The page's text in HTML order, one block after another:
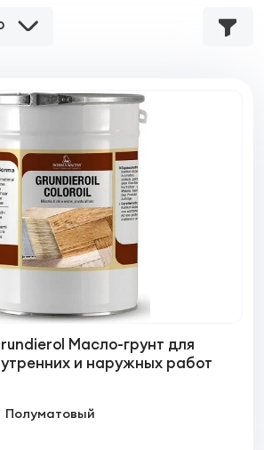
Масло-грунт для
и наружных работ
Полуматовый